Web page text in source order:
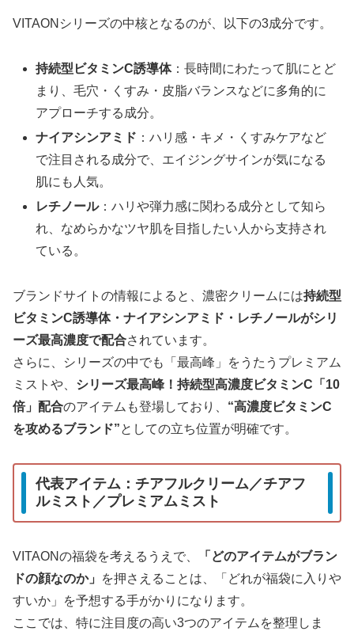
VITAONシリーズの中核となるのが、以下の3成分です。
持続型ビタミンC誘導体：長時間にわたって肌にとど
まり、毛穴・くすみ・皮脂バランスなどに多角的に
アプローチする成分。
ナイアシンアミド ：ハリ感・キメ・くすみケアなど
で注目される成分で、エイジングサインが気になる
肌にも人気。
レチノール：ハリや弾力感に関わる成分として知ら
れ、なめらかなツヤ肌を目指したい人から支持され
ている。
ブランドサイトの情報によると、濃密クリームには持続型
ビタミンC誘導体・ナイアシンアミド・レチノールがシリ
ーズ最高濃度で配合されています。
さらに、シリーズの中でも「最高峰」をうたうプレミアム
ミストや、 シリーズ最高峰！持続型高濃度ビタミンC「10
倍」配合のアイテムも登場しており、 “高濃度ビタミンC
を攻めるブランド”としての立ち位置が明確です。
代表アイテム：チアフルクリーム／チアフ
ルミスト／プレミアムミスト
VITAONの福袋を考えるうえで、
「どのアイテムがブラン
ドの顔なのか」
を押さえることは、「どれが福袋に入りや
すいか」を予想する手がかりになります。
ここでは、特に注目度の高い3つのアイテムを整理しま